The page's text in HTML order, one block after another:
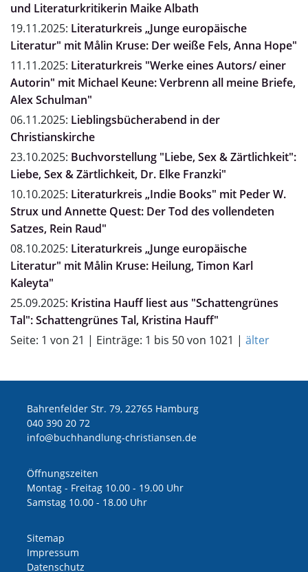
und Literaturkritikerin Maike Albath
19.11.2025: Literaturkreis „Junge europäische
Literatur" mit Målin Kruse: Der weiße Fels, Anna Hope"
11.11.2025: Literaturkreis "Werke eines Autors/ einer
Autorin" mit Michael Keune: Verbrenn all meine Briefe,
Alex Schulman"
06.11.2025: Lieblingsbücherabend in der
Christianskirche
23.10.2025: Buchvorstellung "Liebe, Sex & Zärtlichkeit":
Liebe, Sex & Zärtlichkeit, Dr. Elke Franzki"
10.10.2025: Literaturkreis „Indie Books" mit Peder W.
Strux und Annette Quest: Der Tod des vollendeten
Satzes, Rein Raud"
08.10.2025: Literaturkreis „Junge europäische
Literatur" mit Målin Kruse: Heilung, Timon Karl
Kaleyta"
25.09.2025: Kristina Hauff liest aus "Schattengrünes
Tal": Schattengrünes Tal, Kristina Hauff"
Seite: 1 von 21 | Einträge: 1 bis 50 von 1021 | älter
Bahrenfelder Str. 79, 22765 Hamburg
040 390 20 72
ed.nesnaitsirhc-gnuldnahhcub@ofni
Öffnungszeiten
Montag - Freitag 10.00 - 19.00 Uhr
Samstag 10.00 - 18.00 Uhr
Sitemap
Impressum
Datenschutz